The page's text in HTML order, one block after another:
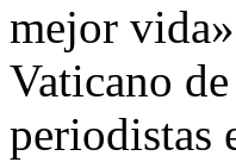
mejor
Vaticano
periodistas